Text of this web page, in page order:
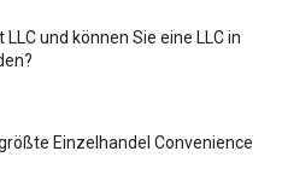
und können Sie eine LLC in
Einzelhandel Convenience